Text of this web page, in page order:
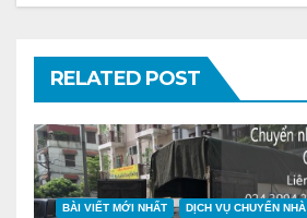
RELATED POST
BÀI VIẾT MỚI NHẤT DỊCH VỤ CHUYỂN NHÀ